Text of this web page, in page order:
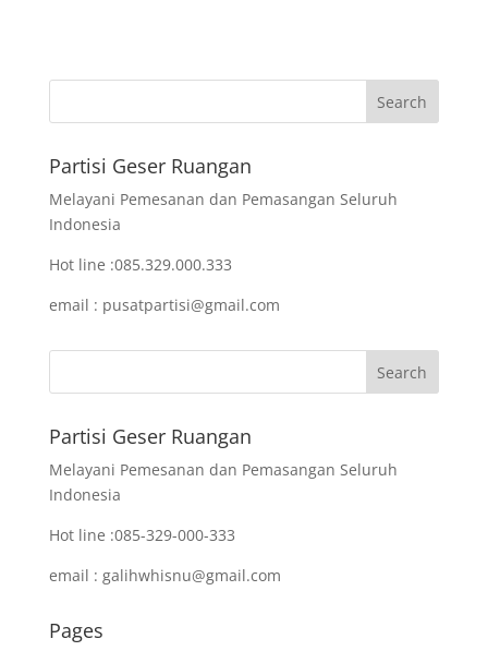
Partisi Geser Ruangan
Melayani Pemesanan dan Pemasangan Seluruh
Indonesia
Hot line :085.329.000.333
email : pusatpartisi@gmail.com
Partisi Geser Ruangan
Melayani Pemesanan dan Pemasangan Seluruh
Indonesia
Hot line :085-329-000-333
email : galihwhisnu@gmail.com
Pages